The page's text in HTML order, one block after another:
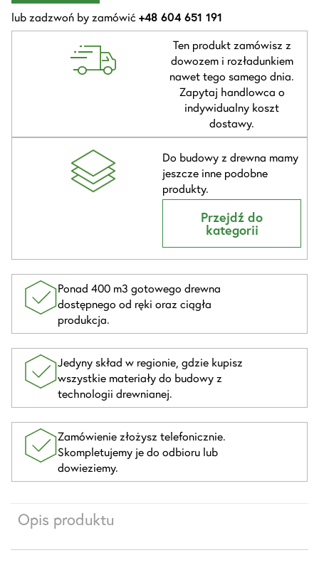
lub zadzwoń by zamówić+48 604 651 191
Ten produkt zamówisz z
dowozem i rozładunkiem
nawet tego samego dnia.
Zapytaj handlowca o
indywidualny koszt
dostawy.
Do budowy z drewna mamy
jeszcze inne podobne
produkty.
Przejdź do
kategorii
Ponad 400 m3 gotowego drewna
dostępnego od ręki oraz ciągła
produkcja.
Jedyny skład w regionie, gdzie kupisz
wszystkie materiały do budowy z
technologii drewnianej.
Zamówienie złożysz telefonicznie.
Skompletujemy je do odbioru lub
dowieziemy.
Opis produktu